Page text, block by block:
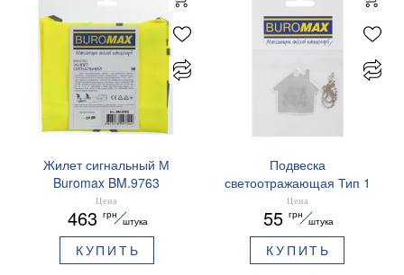
Жилет сигнальный М
Buromax BM.9763
Цена
463 грн
штука
КУПИТЬ
Подвеска
светоотражающая Тип 1
Buromax BM.9702 Домик
Цена
55 грн
штука
КУПИТЬ